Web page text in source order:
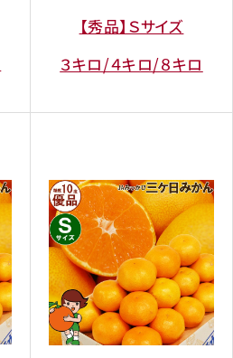
【秀品】Ｓサイズ
３キロ/４キロ/８キロ